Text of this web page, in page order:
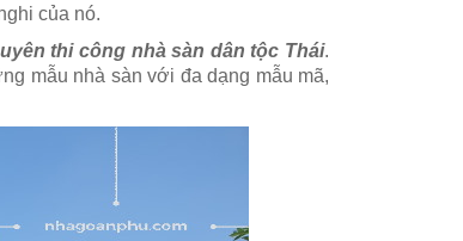
của nó.
thi công nhà sàn dân tộc Thái.
mẫu nhà sàn với đa dạng mẫu mã,